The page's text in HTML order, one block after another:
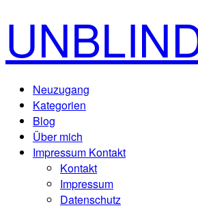
Neuzugang
Kategorien
Blog
Über mich
Impressum Kontakt
Kontakt
Impressum
Datenschutz